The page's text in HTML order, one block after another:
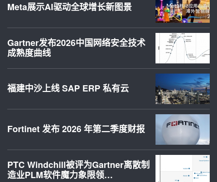
Meta展示AI驱动全球增长新图景
Gartner发布2026中国网络安全技术
成熟度曲线
福建中沙上线 SAP ERP 私有云
Fortinet 发布 2026 年第二季度财报
PTC Windchill被评为Gartner离散制
造业PLM软件魔力象限领…